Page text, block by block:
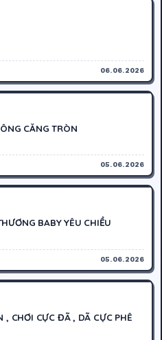
06.06.2026
CĂNG TRÒN
05.06.2026
BABY YÊU CHIỀU
05.06.2026
CHƠI CỰC ĐÃ , DÃ CỰC PHÊ